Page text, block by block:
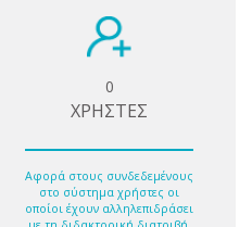
0
ΧΡΗΣΤΕΣ
Αφορά στους συνδεδεμένους
στο σύστημα χρήστες οι
οποίοι έχουν αλληλεπιδράσει